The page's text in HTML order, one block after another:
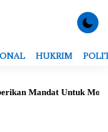
HUKRIM
Untuk